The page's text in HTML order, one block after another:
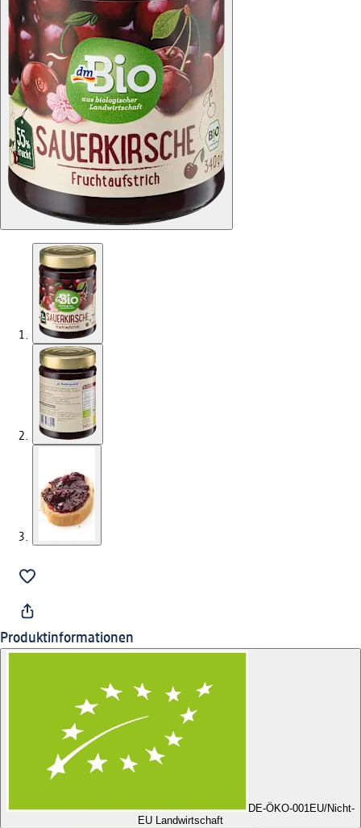
Produktinformationen
DE-ÖKO-001EU/Nicht-
EU Landwirtschaft